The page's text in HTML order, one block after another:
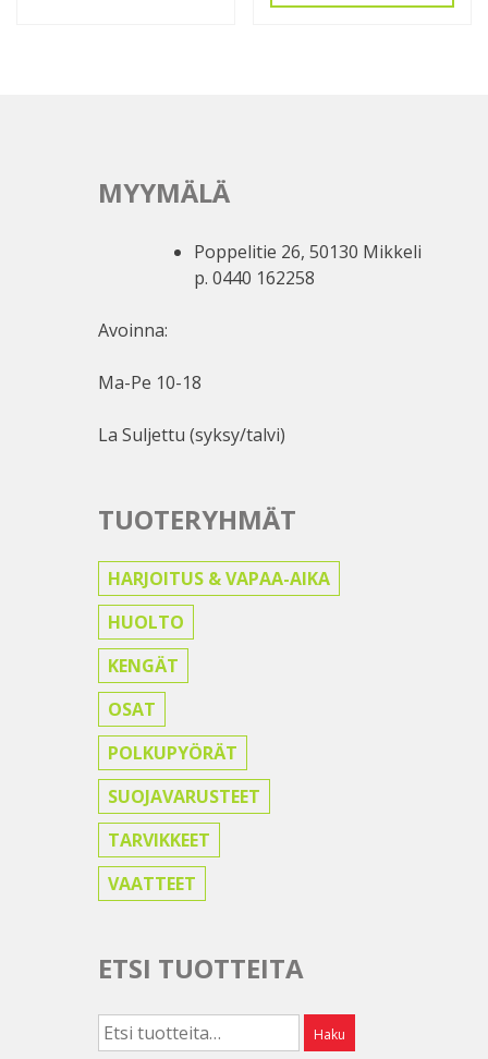
MYYMÄLÄ
Poppelitie 26, 50130 Mikkeli
p. 0440 162258
Avoinna:
Ma-Pe 10-18
La Suljettu (syksy/talvi)
TUOTERYHMÄT
HARJOITUS & VAPAA-AIKA
HUOLTO
KENGÄT
OSAT
POLKUPYÖRÄT
SUOJAVARUSTEET
TARVIKKEET
VAATTEET
ETSI TUOTTEITA
Etsi: Haku